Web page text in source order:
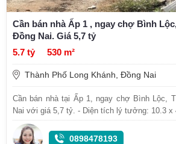
Cần bán nhà Ấp 1 , ngay chợ Bình
Đồng Nai. Giá 5,7 tỷ
5.7 tỷ
530 m²
Thành Phố Long Khánh, Đồng Nai
Cần bán nhà tại Ấp 1, ngay chợ Bình Lộc,
Nai với giá 5,7 tỷ. - Diện tích lý tưởng: 10.3 x
0898478193